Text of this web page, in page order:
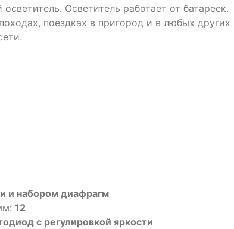
Осветитель работает от батареек.
поездках в пригород и в любых других
и набором диафрагм
12
с регулировкой яркости